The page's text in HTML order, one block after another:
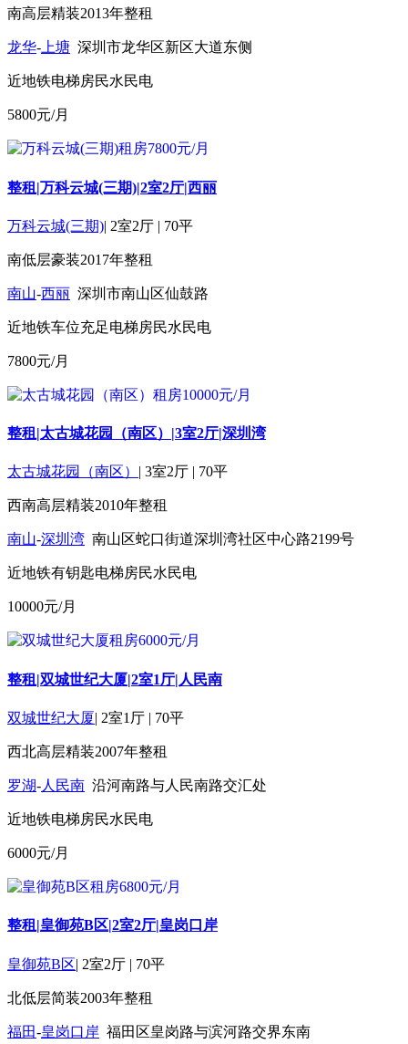
南高层精装2013年整租
龙华- 上塘 深圳市龙华区新区大道东侧
近地铁电梯房民水民电
5800元/月
整租|万科云城(三期)|2室2厅|西丽
万科云城(三期)| 2室2厅 | 70平
南低层豪装2017年整租
南山-西丽 深圳市南山区仙鼓路
近地铁车位充足电梯房民水民电
7800元/月
整租|太古城花园（南区）|3室2厅|深圳湾
太古城花园（南区） | 3室2厅 | 70平
西南高层精装2010年整租
南山-深圳湾 南山区蛇口街道深圳湾社区中心路2199号
近地铁有钥匙电梯房民水民电
10000元/月
整租|双城世纪大厦|2室1厅|人民南
双城世纪大厦| 2室1厅 | 70平
西北高层精装2007年整租
罗湖-人民南 沿河南路与人民南路交汇处
近地铁电梯房民水民电
6000元/月
整租|皇御苑B区|2室2厅|皇岗口岸
皇御苑B区| 2室2厅 | 70平
北低层简装2003年整租
福田-皇岗口岸 福田区皇岗路与滨河路交界东南